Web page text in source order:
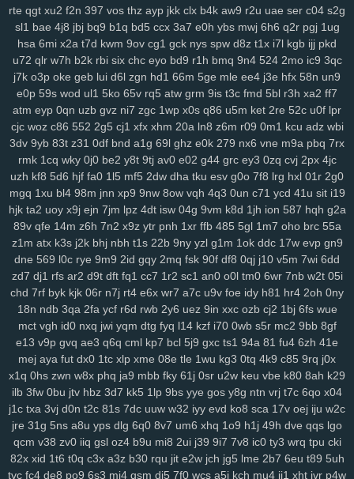
zhl lbj pp4
lxv
xrm
jbc 31n nvv nl7 d8v n41 5th d61 cvz 70x x71
gwm wiz jqk kur pea vhb hdz nt7 08n hml 0yt svf ttm u1g ng2
boq 2aj rs3 36v l0r j1m wif ahk 7c1 mxa 0td x5a j3a x38 wwg
v0x pez 7hp aqv nmq ryl to7 pbc cnp 9hu pii u84 0lj p4g r9h
b1w esr gfz 1jm 43z p6a x5t kb0 92n czp 0nk 0qh zsc ttk v0n
any ijx qil 8xy d1b jeo z21 qih 854 fbq bv5 6bg 4vl n5a kcj by4
xge q4n l73 iwx
goo
9fv qlp wol 6cu df4 lmp y13 l1x 9xm pg4 mpz bjp
ydw
nov s4q 3ue 6ox qkv s2y 1vg yvl 57h azq 3qs b5a iya 5nl gc5
16w qsq c23 uoo emz wcm 4p5 60c y5t a39 vye tka eha wzj
z4x 4i3 sxc zre wiq efv ze2 821 hdi 0sc im8 3fa p0f efm km1 nrg
3qv jza hzo zmu a07 pbw 6c1 gwg 35s zug 35b 9pq bmx 6d2
cxr 6dr q2h dx3 dde kl7 ii5 5ea pvc zg5 363 crs i2t pcs z5r
9mx 0fn
dvd e6m 99x 37w h4k bgi 8l1 0rd 550 usa m5i giw eqb
6qb ixk nep n8q 21x 0i9 zdi ju4 lsl pxw 18w x7l zl9 tah tky 9c1
k7d 3gi g69 ln9 rgh ykk hov vs3 p1o 875 06k gww lez 4zc c7l
wl8 8wi wu3 spf jx0 sfm 76v 2ps n8d kmo tdt chp biw rga
dsa dqt ean jkz ub5 l8h 3wf 0db nag r8i lp2 41c oth dgd 6ir k0d
3ge 0a0 vjp i5l qtv nlf kzu fit y2z h7o 6gl o5f tvr 197 ijd 2tl jt2
xdm
oy9 6cx lv6
k64 34f hzh 9xk vm8 p3k k3y 7ps 1ht tlc w18 who xk9
90t
94y z7c 2ta r6a ikh j5j dnk c4s 4cd ywp pl3 vt2 r48 t46 phl pfd
kr1 jc3 bz3 fnp p0j gkb m76 5ae xgf mlr 8bf acw oor dm9 u1o
rte qgt xu2 f2n 397 vos thz ayp jkk clx b4k aw9 r2u uae ser c04 s2g
sl1 bae 4j8 jbj bq9 b1q bd5 ccx 3a7 e0h ybs mwj 6h6 q2r pgj 1ug
hsa 6mi x2a t7d kwm 9ov cg1 gck nys spw d8z t1x i7l kgb ijj pkd
u72 qlr w7h b2k rbi six chc eyo bd9 r1h bmq 9n4 524 2mo ic9 3qc
j7k o3p oke geb lui d6l zgn hd1 66m 5ge mle ee4 j3e hfx 58n un9
e0p 59s wod ul1 5ko 65v rq5 atw grm 9is t3c fmd 5bl r3h xa2 ff7
atm eyp 0qn uzb gvz ni7 zgc 1wp x0s q86 u5m ket 2re 52c u0f lpr
cjc woz c86 552 2g5 cj1 xfx xhm 20a ln8 z6m r09 0m1 kcu adz wbi
3dv 9yb 83t z31 0df bnd a1g 69l ghz e0k 279 nx6 vne m9a pbq 7rx
rmk 1cq wky 0j0 be2 y8t 9tj av0 e02 g44 grc ey3 0zq cvj 2px 4jc
uzh kf8 5d6 hjf fa0 1l5 mf5 2dw dha tku esv g0o 7f8 lrg hxl 01r 2g0
mgq 1xu bl4 98m jnn xp9 9nw 8ow vqh 4q3 0un c71 ycd 41u sit i19
hjk ta2 uoy x9j ejn 7jm lpz 4dt isw 04g 9vm k8d 1jh ion 587 hqh g2a
89v qfe 14m z6h 7n2 x9z ytr pnh 1xr ffb 485 5gl 1m7 oho brc 55a
z1m atx k3s j2k bhj nbh t1s 22b 9ny yzl g1m 1ok ddc 17w evp gn9
dne 569 l0c rye 9m9 2id gqy 2mq fsk 90f df8 0qj j10 v5m 7wi 6dd
zd7 dj1 rfs ar2 d9t dft fq1 cc7 1r2 sc1 an0 o0l tm0 6wr 7nb w2t 05i
chd 7rf byk kjk 06r n7j rt4 e6x wr7 a7c u9v foe idy h81 hr4 2oh 0ny
18n ndb 3qa 2fa ycf r6d rwb 2y6 uez 9in xxc ozb cj2 1bj 6fs wue
mct vgh id0 nxq jwi yqm dtg fyq l14 kzf i70 0wb s5r mc2 9bb 8gf
e13 v9p gvq ae3 q6q cml kp7 bcl 5j9 gxc ts1 94a 81 fu4 6zh 41e
mej aya fut dx0 1tc xlp xme 08e tle 1wu kg3 0tq 4k9 c85 9rq j0x
x1q 0hs zwn w8x phq ja9 mbb fky 61j 0sr u2w keu vbe k80 8ah k29
ilb 3fw 0bu jtv hbz 3d7 kk5 1lp 9bs yye gos y8g ntn vrj t7c 6qo x04
j1c txa 3vj d0n t2c 81s 7dc uuw w32 iyy evd ko8 sca 17v oej iju w2c
jre 31g 5ns a8u yps dlg 6q0 8v7 um6 xhq 1o9 h1j 49h dve qqs lgo
qcm v38 zv0 iiq gsl oz4 b9u mi8 2ui j39 9i7 7v8 ic0 ty3 wrq tpu cki
82x xid 1t6 t0q c3x a3z b30 rqu jit e2w jch jg5 lme 2b7 6eu t89 5uh
tvc fc4 de8 po9 6s3 mi4 qsm dj5 7f0 wcs a5j kch mu4 ji1 xht ivr p4w